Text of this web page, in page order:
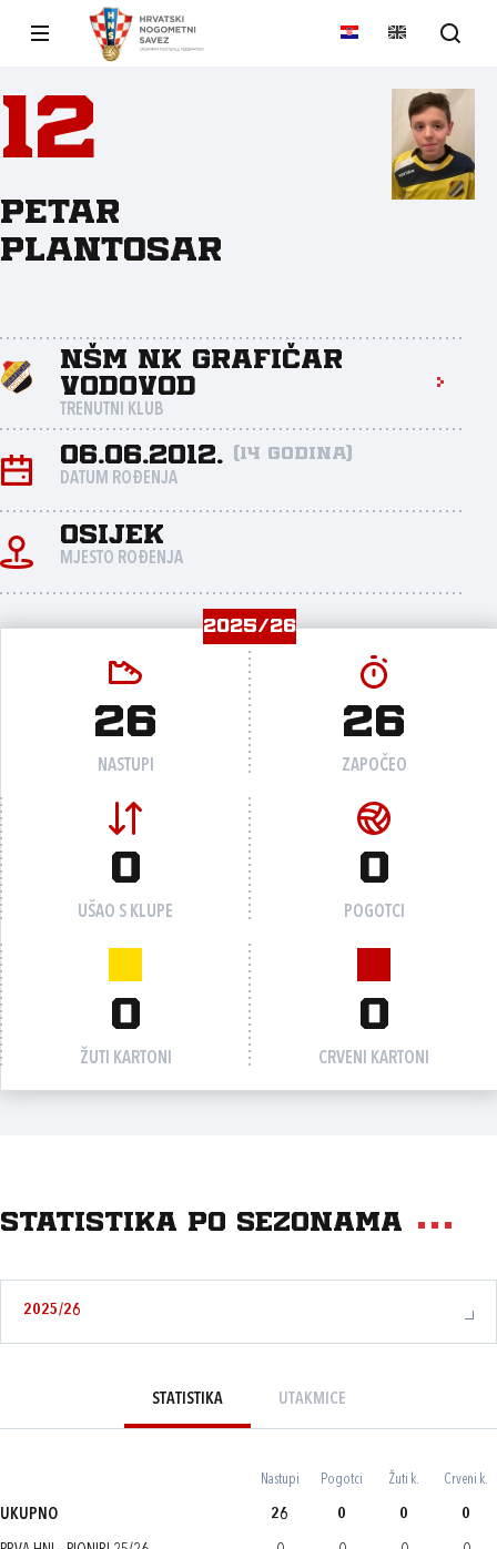
12
Petar
Plantosar
NŠM NK Grafičar
Vodovod
TRENUTNI KLUB
06.06.2012. (14 godina)
DATUM ROĐENJA
Osijek
MJESTO ROĐENJA
2025/26
26
NASTUPI
26
ZAPOČEO
0
UŠAO S KLUPE
0
POGOTCI
0
ŽUTI KARTONI
0
CRVENI KARTONI
Statistika po sezonama
2025/26
STATISTIKA UTAKMICE
Nastupi Pogotci Žuti k. Crveni k.
UKUPNO 26 0 0 0